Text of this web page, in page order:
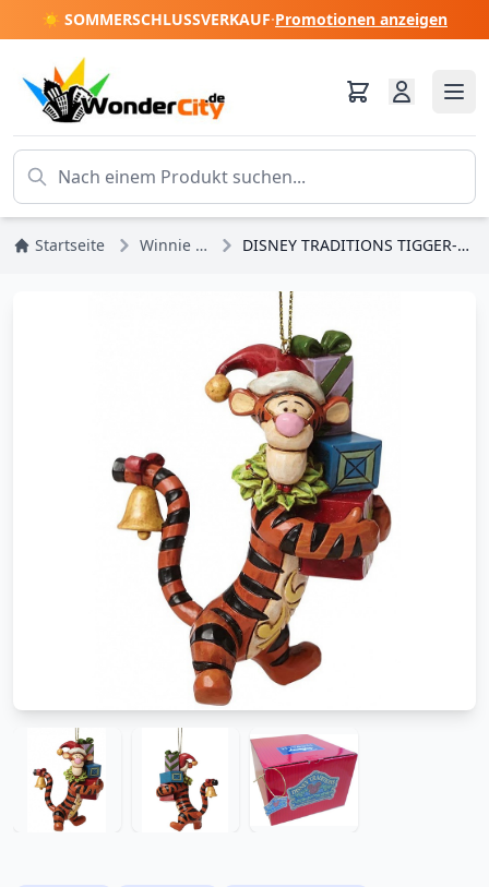
☀️ SOMMERSCHLUSSVERKAUF·Promotionen anzeigen
Startseite Winnie Puuh DISNEY TRADITIONS TIGGER-ORNAMENT